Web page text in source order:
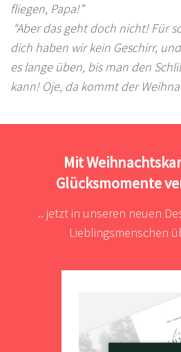
fliegen, Papa!”
“Aber das geht doch nicht! Für
dich haben wir kein Geschirr,
es lange üben, bis man den
kann! Oje, da kommt der
Mit
Glücksmomente
.. jetzt in unseren neuen
Lieblingsmenschen